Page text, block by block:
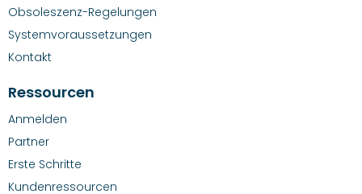
Obsoleszenz-Regelungen
Systemvoraussetzungen
Kontakt
Ressourcen
Anmelden
Partner
Erste Schritte
Kundenressourcen